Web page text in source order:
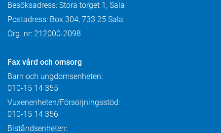
Besöksadress: Stora torget 1, Sala
Postadress: Box 304, 733 25 Sala
Org. nr: 212000-2098
Fax vård och omsorg
Barn och ungdomsenheten:
010-15 14 355
Vuxenenheten/Försörjningsstöd:
010-15 14 356
Biståndsenheten: